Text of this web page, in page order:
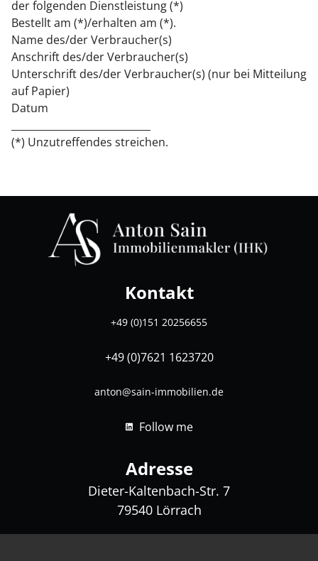
der folgenden Dienstleistung (*)
Bestellt am (*)/erhalten am (*).
Name des/der Verbraucher(s)
Anschrift des/der Verbraucher(s)
Unterschrift des/der Verbraucher(s) (nur bei Mitteilung
auf Papier)
Datum
(*) Unzutreffendes streichen.
Kontakt
+49 (0)151 20256655
+49 (0)7621 1623720
anton@sain-immobilien.de
Follow me
Adresse
Dieter-Kaltenbach-Str. 7
79540 Lörrach